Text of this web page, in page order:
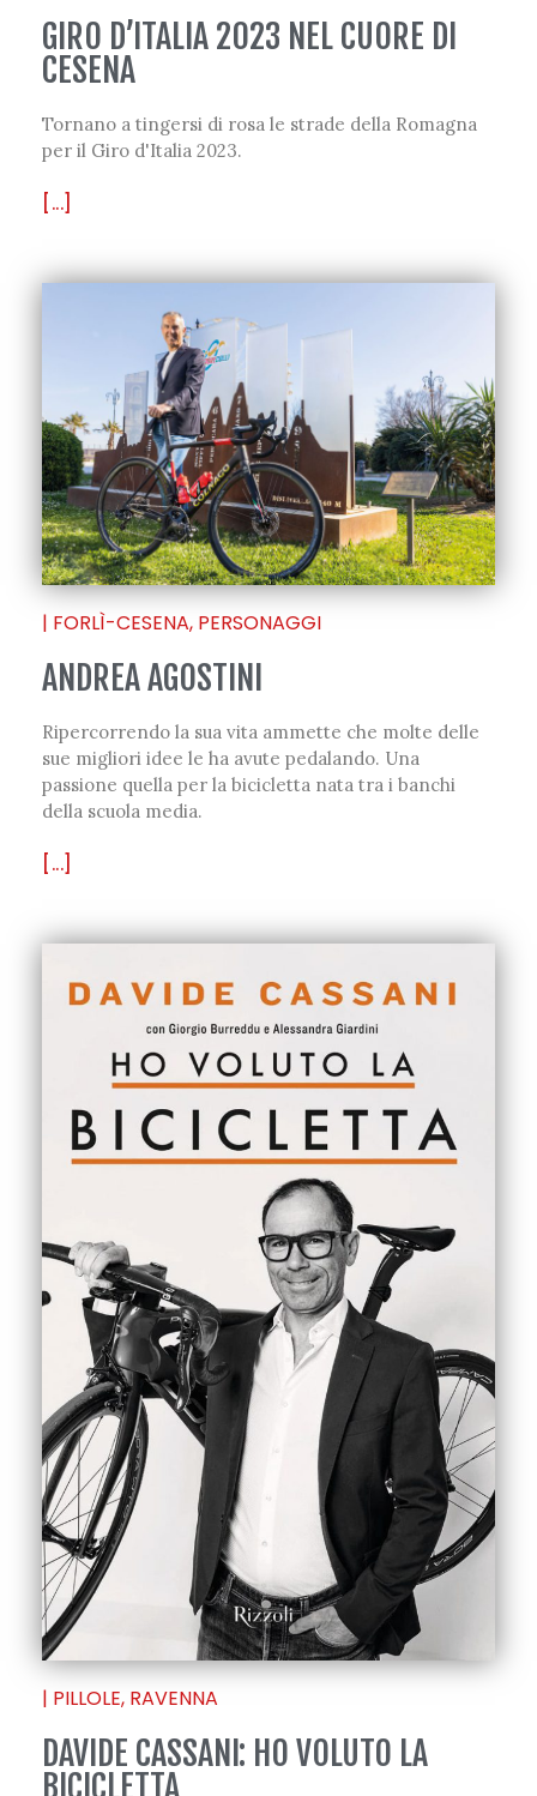
GIRO D’ITALIA 2023 NEL CUORE DI
CESENA
Tornano a tingersi di rosa le strade della Romagna
per il Giro d'Italia 2023.
[...]
| FORLÌ-CESENA, PERSONAGGI
ANDREA AGOSTINI
Ripercorrendo la sua vita ammette che molte delle
sue migliori idee le ha avute pedalando. Una
passione quella per la bicicletta nata tra i banchi
della scuola media.
[...]
| PILLOLE, RAVENNA
DAVIDE CASSANI: HO VOLUTO LA
BICICLETTA